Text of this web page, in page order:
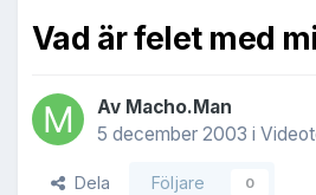
Vad är felet med
Av Macho.Man
5 december 2003 i
Dela Följare 0